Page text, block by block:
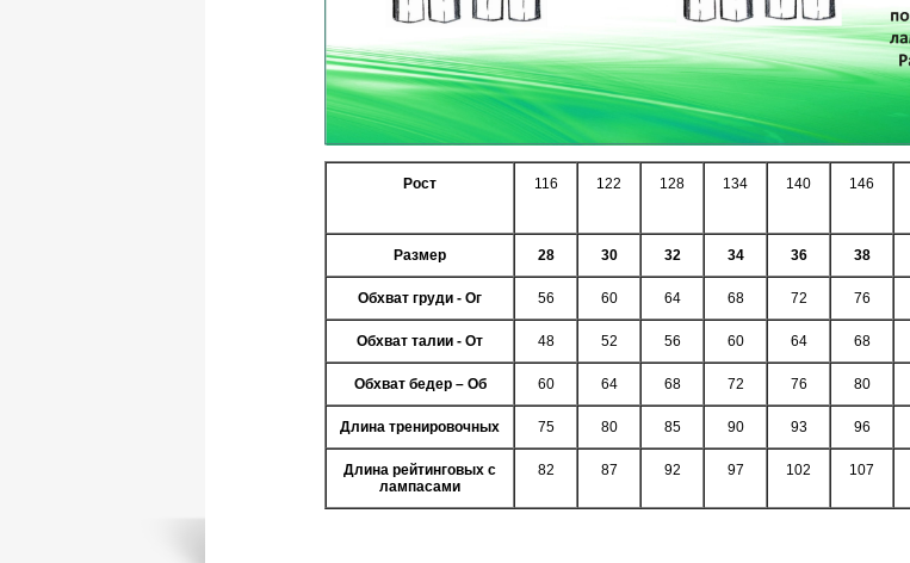
Рост 116 122 128 134 140 146
Размер 28 30 32 34 36 38
Обхват груди - Ог 56 60 64 68 72 76
Обхват талии - От 48 52 56 60 64 68
Обхват бедер – Об 60 64 68 72 76 80
Длина тренировочных 75 80 85 90 93 96
Длина рейтинговых с
лампасами
82 87 92 97 102 107